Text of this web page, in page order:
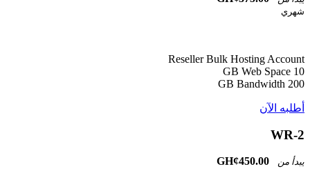
شهري
Reseller Bulk Hosting Account
10 GB Web Space
200 GB Bandwidth
أطلبه الآن
WR-2
يبدأ من GH¢450.00